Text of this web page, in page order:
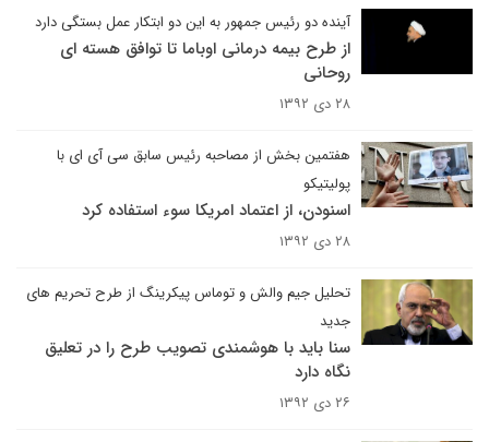
آینده دو رئیس جمهور به این دو ابتکار عمل بستگی دارد
از طرح بیمه درمانی اوباما تا توافق هسته ای
روحانی
۲۸ دی ۱۳۹۲
هفتمین بخش از مصاحبه رئیس سابق سی آی ای با
پولیتیکو
اسنودن، از اعتماد امریکا سوء استفاده کرد
۲۸ دی ۱۳۹۲
تحلیل جیم والش و توماس پیکرینگ از طرح تحریم های
جدید
سنا باید با هوشمندی تصویب طرح را در تعلیق
نگاه دارد
۲۶ دی ۱۳۹۲